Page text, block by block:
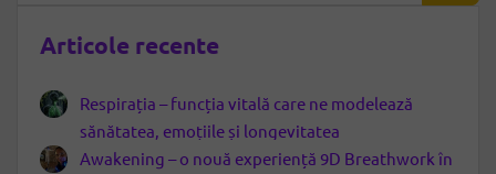
Articole recente
Respirația – funcția vitală care ne modelează
sănătatea, emoțiile și longevitatea
Awakening – o nouă experiență 9D Breathwork în